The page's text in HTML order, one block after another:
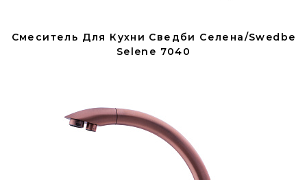
Смеситель Для Кухни Сведби Селена/Swedbe
Selene 7040